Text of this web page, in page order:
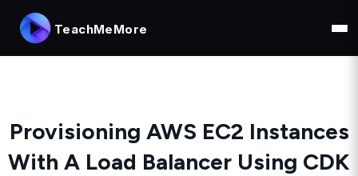
TeachMeMore
Provisioning AWS EC2 Instances
With A Load Balancer Using CDK